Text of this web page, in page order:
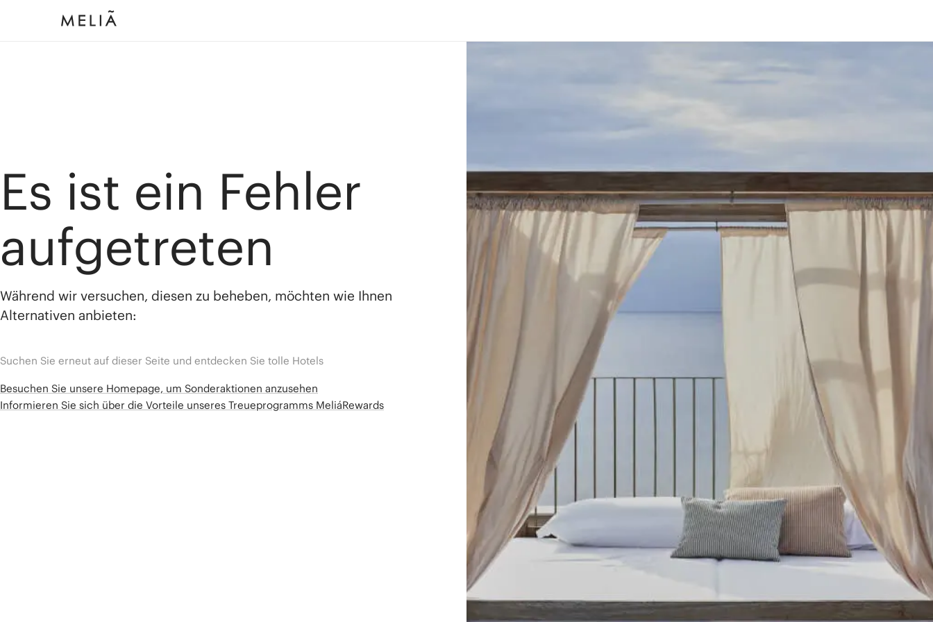
Es ist ein Fehler
aufgetreten
Während wir versuchen, diesen zu beheben, möchten wie Ihnen
Alternativen anbieten:
Suchen Sie erneut auf dieser Seite und entdecken Sie tolle Hotels
Besuchen Sie unsere Homepage, um Sonderaktionen anzusehen
Informieren Sie sich über die Vorteile unseres Treueprogramms MeliáRewards